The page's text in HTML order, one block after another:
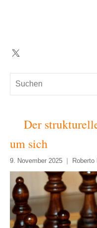
Suchen
Twitter
Der
um sich
9. November 2025 Roberto